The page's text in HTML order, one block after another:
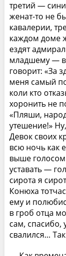
третий —
женат-то не
кавалерии,
каждом доме
ездят
младшему —
говорит: «За
меня самый
коли кто
хоронить не
«Пляши,
утешение!»
Девок своих
всю ночь как
выше голосом
уставать —
сирота я
Конюха
ему и
в гроб отца
сам, спасибо,
свалился…